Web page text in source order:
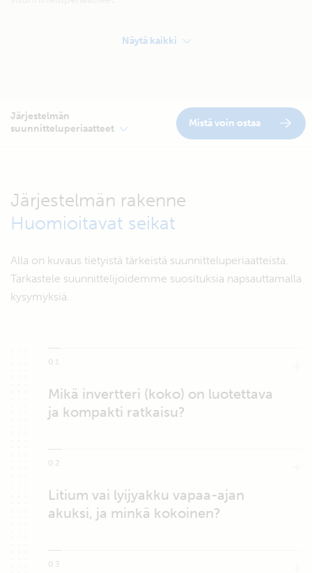
Näytä kaikki
Järjestelmän
suunnitteluperiaatteet
Mistä voin ostaa
Järjestelmän rakenne
Huomioitavat seikat
Alla on kuvaus tietyistä tärkeistä suunnitteluperiaatteista.
Tarkastele suunnittelijoidemme suosituksia napsauttamalla
kysymyksiä.
01
Mikä invertteri (koko) on luotettava
ja kompakti ratkaisu?
02
Litium vai lyijyakku vapaa-ajan
akuksi, ja minkä kokoinen?
03